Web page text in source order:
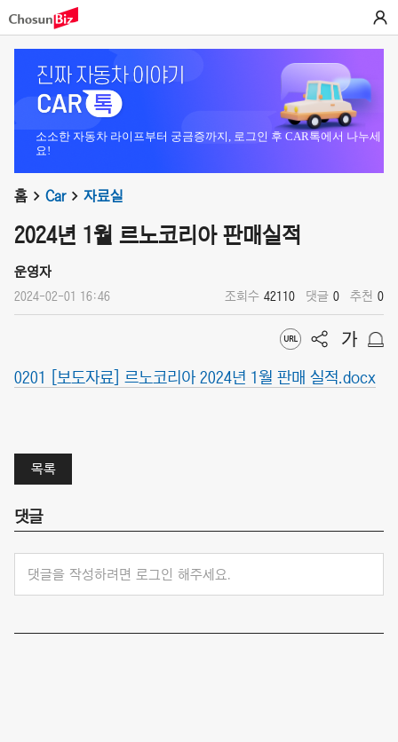
소소한 자동차 라이프부터 궁금증까지, 로그인 후 CAR톡에서 나누세
요!
홈 Car 자료실
2024년 1월 르노코리아 판매실적
운영자
2024-02-01 16:46 조회수 42110 댓글 0 추천 0
0201 [보도자료] 르노코리아 2024년 1월 판매 실적.docx
목록
댓글
댓글을 작성하려면 로그인 해주세요.